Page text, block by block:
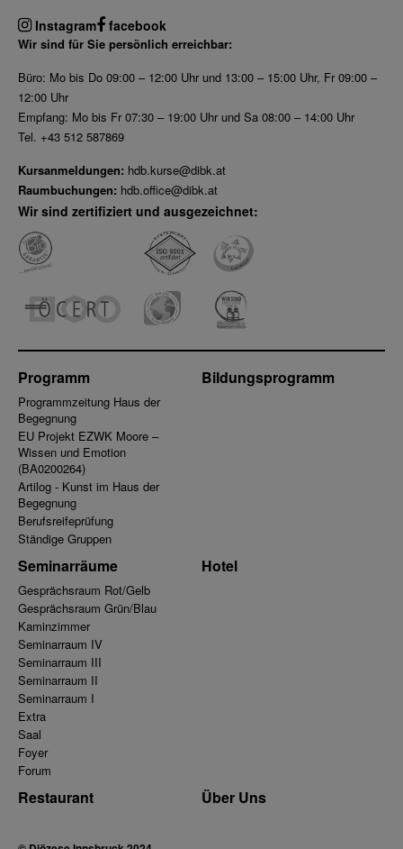
Instagram facebook
Wir sind für Sie persönlich erreichbar:
Büro: Mo bis Do 09:00 – 12:00 Uhr und 13:00 – 15:00 Uhr, Fr 09:00 –
12:00 Uhr
Empfang: Mo bis Fr 07:30 – 19:00 Uhr und Sa 08:00 – 14:00 Uhr
Tel. +43 512 587869
Kursanmeldungen: hdb.kurse@dibk.at
Raumbuchungen: hdb.office@dibk.at
Wir sind zertifiziert und ausgezeichnet:
Programm
Programmzeitung Haus der
Begegnung
EU Projekt EZWK Moore –
Wissen und Emotion
(BA0200264)
Artilog - Kunst im Haus der
Begegnung
Berufsreifeprüfung
Ständige Gruppen
Bildungsprogramm
Seminarräume
Gesprächsraum Rot/Gelb
Gesprächsraum Grün/Blau
Kaminzimmer
Seminarraum IV
Seminarraum III
Seminarraum II
Seminarraum I
Extra
Saal
Foyer
Forum
Hotel
Restaurant Über Uns